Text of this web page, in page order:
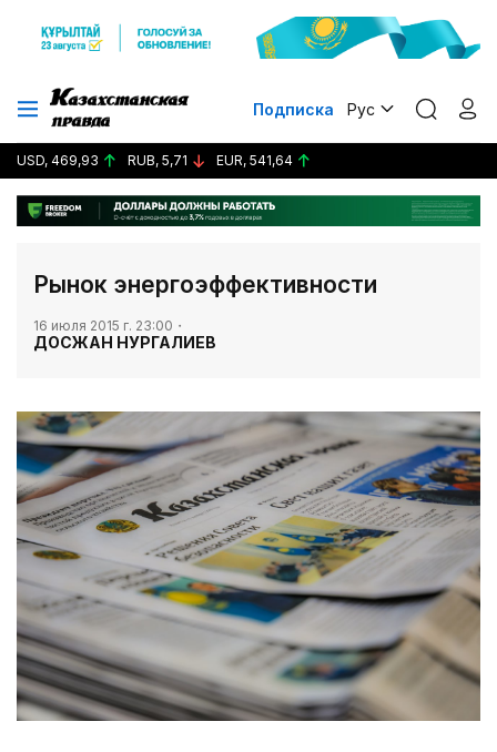
Подписка Рус
USD, 469,93 RUB, 5,71 EUR, 541,64
Рынок энергоэффективности
16 июля 2015 г. 23:00
ДОСЖАН НУРГАЛИЕВ